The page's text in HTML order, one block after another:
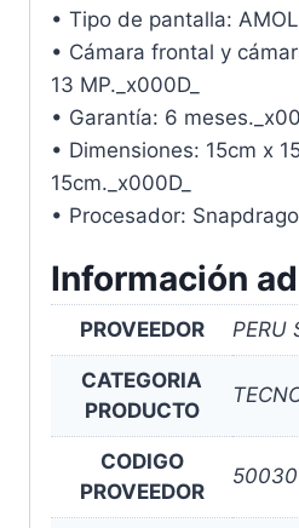
• Tipo de pantalla:
• Cámara frontal y
13 MP._x000D_
• Garantía: 6
• Dimensiones: 15cm x
15cm._x000D_
• Procesador:
Información
PROVEEDOR PERU
CATEGORIA
PRODUCTO
CODIGO
PROVEEDOR